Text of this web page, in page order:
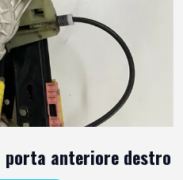
anteriore destro